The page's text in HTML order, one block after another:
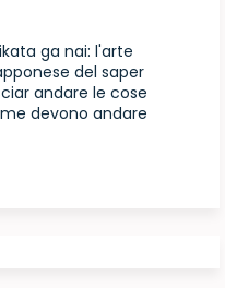
ga nai: l'arte
del saper
andare le cose
devono andare